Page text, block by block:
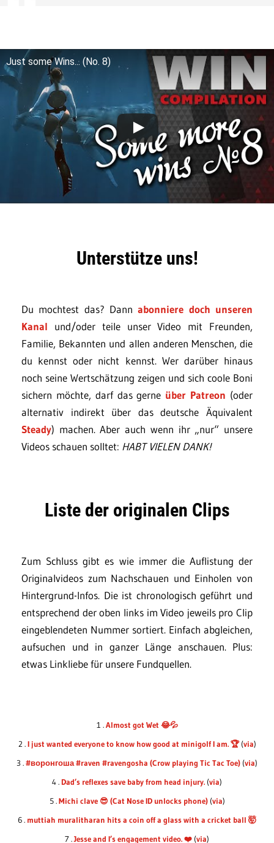
Just some Wins... (No. 8)
Unterstütze uns!
Du mochtest das? Dannabonniere doch unseren
Kanal und/oder teile unser Video mit Freunden,
Familie, Bekannten und allen anderen Menschen, die
du kennst oder nicht kennst. Wer darüber hinaus
noch seine Wertschätzung zeigen und sich coole Boni
sichern möchte, darf das gerne über Patreon (oder
alternativ indirekt über das deutsche Äquivalent
Steady) machen. Aber auch wenn ihr „nur“ unsere
Videos schauen solltet: HABT VIELEN DANK!
Liste der originalen Clips
Zum Schluss gibt es wie immer die Auflistung der
Originalvideos zum Nachschauen und Einholen von
Hintergrund-Infos. Die ist chronologisch geführt und
entsprechend der oben links im Video jeweils pro Clip
eingeblendeten Nummer sortiert. Einfach abgleichen,
aufsuchen und in ganzer Länge anschauen. Plus:
etwas Linkliebe für unsere Fundquellen.
1 .Almost got Wet 😂💦
2 .I just wanted everyone to know how good at minigolf I am. 🏆(via)
3 .#воронгоша #raven #ravengosha (Crow playing Tic Tac Toe) (via)
4 . Dad’s reflexes save baby from head injury. (via)
5 .Michi clave 😎 (Cat Nose ID unlocks phone) (via)
6 . muttiah muralitharan hits a coin off a glass with a cricket ball 🤯
7 .Jesse and I’s engagement video. ❤️ (via)